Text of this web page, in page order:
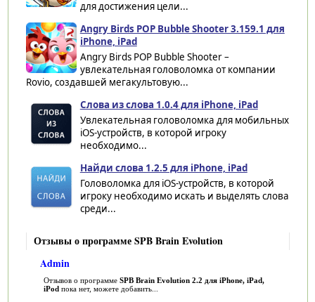
для достижения цели...
Angry Birds POP Bubble Shooter 3.159.1 для
iPhone, iPad
Angry Birds POP Bubble Shooter –
увлекательная головоломка от компании
Rovio, создавшей мегакультовую...
Слова из слова 1.0.4 для iPhone, iPad
Увлекательная головоломка для мобильных
iOS-устройств, в которой игроку
необходимо...
Найди слова 1.2.5 для iPhone, iPad
Головоломка для iOS-устройств, в которой
игроку необходимо искать и выделять слова
среди...
Отзывы о программе SPB Brain Evolution
Admin
Отзывов о программе SPB Brain Evolution 2.2 для iPhone, iPad,
iPodпока нет, можете добавить...